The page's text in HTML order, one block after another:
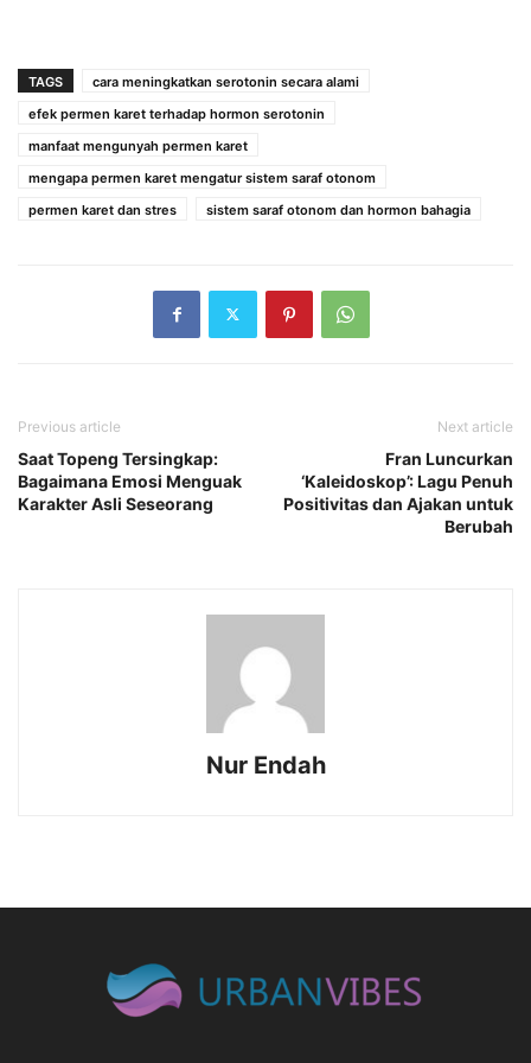
TAGS
cara meningkatkan serotonin secara alami
efek permen karet terhadap hormon serotonin
manfaat mengunyah permen karet
mengapa permen karet mengatur sistem saraf otonom
permen karet dan stres
sistem saraf otonom dan hormon bahagia
Previous article
Saat Topeng Tersingkap:
Bagaimana Emosi Menguak
Karakter Asli Seseorang
Next article
Fran Luncurkan
‘Kaleidoskop’: Lagu Penuh
Positivitas dan Ajakan untuk
Berubah
Nur Endah